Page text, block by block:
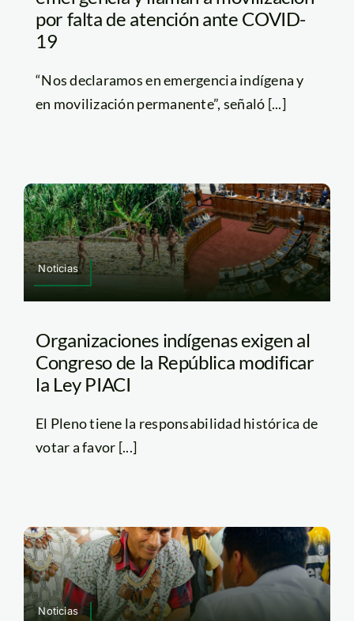
por falta de atención ante COVID-
19
“Nos declaramos en emergencia indígena y
en movilización permanente”, señaló [...]
Noticias
Organizaciones indígenas exigen al
Congreso de la República modificar
la Ley PIACI
El Pleno tiene la responsabilidad histórica de
votar a favor [...]
Noticias